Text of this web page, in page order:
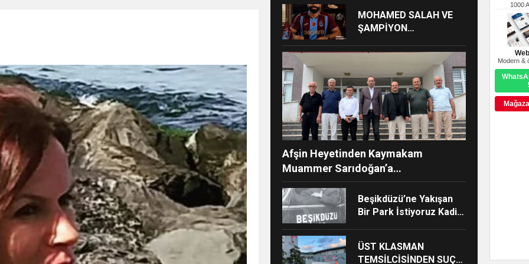
1000
Modern &
Basın Açıklaması
MOHAMED SALAH VE
ŞAMPİYON
Pala yazdı
Afşin Heyetinden Kaymakam
Muammer Sarıdoğan’a
Beşikdüzü’nde hayırlı olsun ziyareti
Beşikdüzü’ne Yakışan
Bir Park İstiyoruz Kadir
ÜST KLASMAN
TEMSİLCİSİNDEN SUÇ